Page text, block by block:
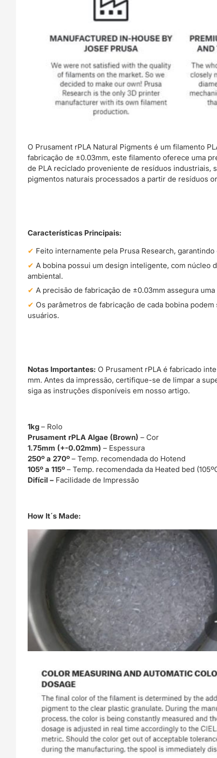
O Prusament rPLA Natural Pigments é um filamento
fabricação de ±0.03mm, este filamento oferece uma
de PLA reciclado proveniente de resíduos industriais,
pigmentos naturais processados a partir de resíduos
Características Principais:
Feito internamente pela Prusa Research,
A bobina possui um design inteligente, com núcleo
ambiental.
A precisão de fabricação de ±0.03mm assegura
Os parâmetros de fabricação de cada bobina
usuários.
Notas Importantes: O Prusament rPLA é fabricado
mm. Antes da impressão, certifique-se de limpar a
siga as instruções disponíveis em nosso artigo.
1kg – Rolo
Prusament rPLA Algae (Brown)– Cor
1.75mm (+-0.02mm)– Espessura
250º a 270º– Temp. recomendada do Hotend
105º a 115º– Temp. recomendada da Heated bed
Difícil – Facilidade de Impressão
How It´s Made: